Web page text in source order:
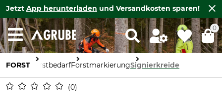
Jetzt App herunterladen und Versandkosten sparen!
0
FORST ForstbedarfForstmarkierungSignierkreide
0